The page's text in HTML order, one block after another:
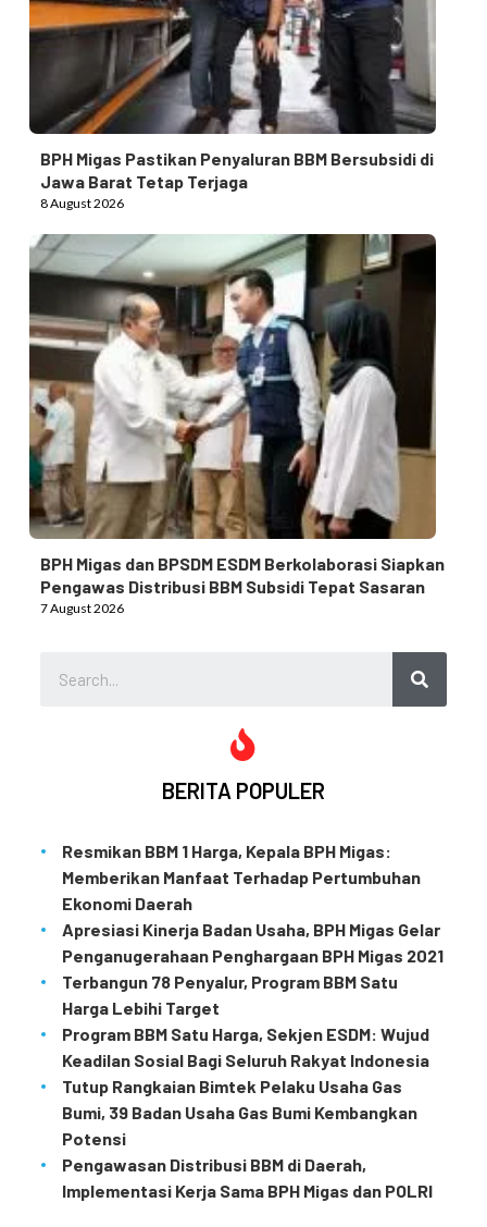
BPH Migas Pastikan Penyaluran BBM Bersubsidi di
Jawa Barat Tetap Terjaga
8 August 2026
BPH Migas dan BPSDM ESDM Berkolaborasi Siapkan
Pengawas Distribusi BBM Subsidi Tepat Sasaran
7 August 2026
BERITA POPULER
Resmikan BBM 1 Harga, Kepala BPH Migas:
Memberikan Manfaat Terhadap Pertumbuhan
Ekonomi Daerah
Apresiasi Kinerja Badan Usaha, BPH Migas Gelar
Penganugerahaan Penghargaan BPH Migas 2021
Terbangun 78 Penyalur, Program BBM Satu
Harga Lebihi Target
Program BBM Satu Harga, Sekjen ESDM: Wujud
Keadilan Sosial Bagi Seluruh Rakyat Indonesia
Tutup Rangkaian Bimtek Pelaku Usaha Gas
Bumi, 39 Badan Usaha Gas Bumi Kembangkan
Potensi
Pengawasan Distribusi BBM di Daerah,
Implementasi Kerja Sama BPH Migas dan POLRI